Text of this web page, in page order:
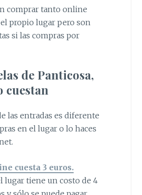
comprar tanto online
propio lugar pero son
si las compras por
de Panticosa,
cuestan
las entradas es diferente
en el lugar o lo haces
cuesta 3 euros.
lugar tiene un costo de 4